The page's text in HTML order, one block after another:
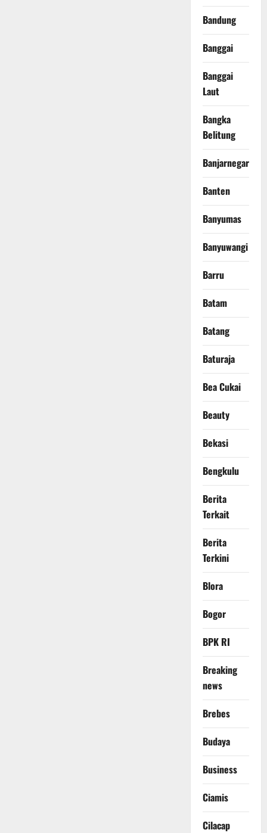
Bandung
Banggai
Banggai
Laut
Bangka
Belitung
Banjarnegara
Banten
Banyumas
Banyuwangi
Barru
Batam
Batang
Baturaja
Bea Cukai
Beauty
Bekasi
Bengkulu
Berita
Terkait
Berita
Terkini
Blora
Bogor
BPK RI
Breaking
news
Brebes
Budaya
Business
Ciamis
Cilacap